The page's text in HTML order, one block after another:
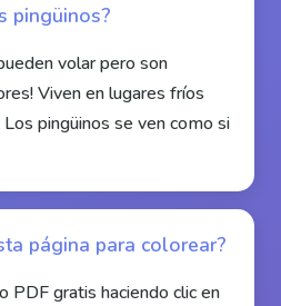
pingüinos?
volar pero son
Viven en lugares fríos
pingüinos se ven como si
página para colorear?
PDF gratis haciendo clic en